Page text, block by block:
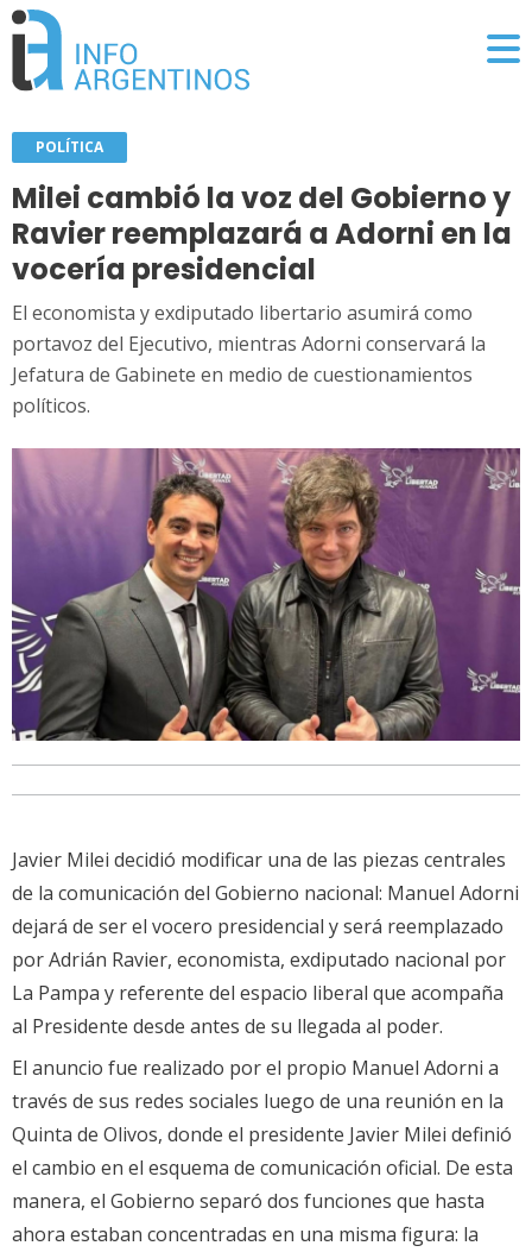
POLÍTICA
Milei cambió la voz del Gobierno y
Ravier reemplazará a Adorni en la
vocería presidencial
El economista y exdiputado libertario asumirá como
portavoz del Ejecutivo, mientras Adorni conservará la
Jefatura de Gabinete en medio de cuestionamientos
políticos.
Javier Milei decidió modificar una de las piezas centrales
de la comunicación del Gobierno nacional: Manuel Adorni
dejará de ser el vocero presidencial y será reemplazado
por Adrián Ravier, economista, exdiputado nacional por
La Pampa y referente del espacio liberal que acompaña
al Presidente desde antes de su llegada al poder.
El anuncio fue realizado por el propio Manuel Adorni a
través de sus redes sociales luego de una reunión en la
Quinta de Olivos, donde el presidente Javier Milei definió
el cambio en el esquema de comunicación oficial. De esta
manera, el Gobierno separó dos funciones que hasta
ahora estaban concentradas en una misma figura: la